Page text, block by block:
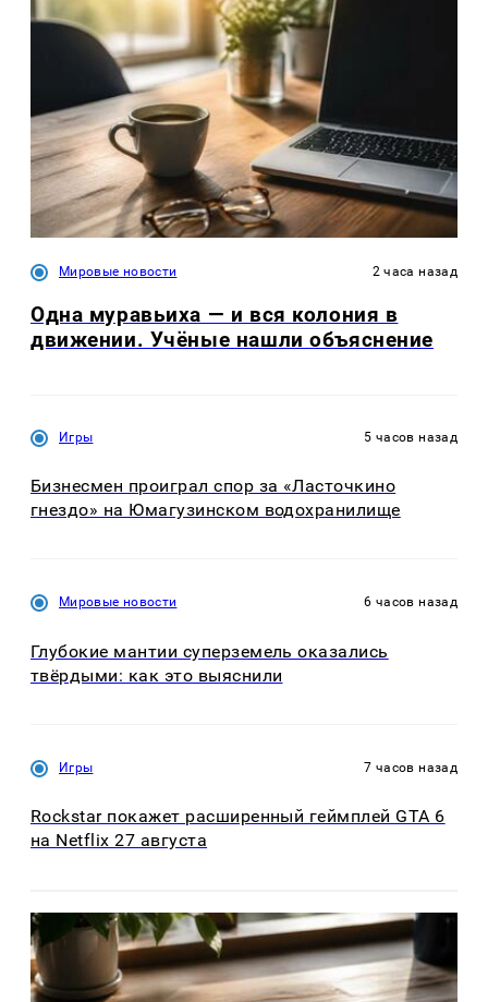
Мировые новости 2 часа назад
Одна муравьиха — и вся колония в
движении. Учёные нашли объяснение
Игры 5 часов назад
Бизнесмен проиграл спор за «Ласточкино
гнездо» на Юмагузинском водохранилище
Мировые новости 6 часов назад
Глубокие мантии суперземель оказались
твёрдыми: как это выяснили
Игры 7 часов назад
Rockstar покажет расширенный геймплей GTA 6
на Netflix 27 августа